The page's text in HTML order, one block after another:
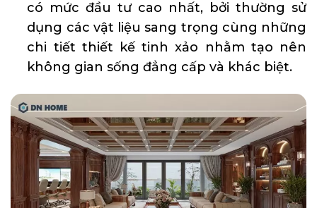
có mức đầu tư cao nhất, bởi thường sử
dụng các vật liệu sang trọng cùng những
chi tiết thiết kế tinh xảo nhằm tạo nên
không gian sống đẳng cấp và khác biệt.